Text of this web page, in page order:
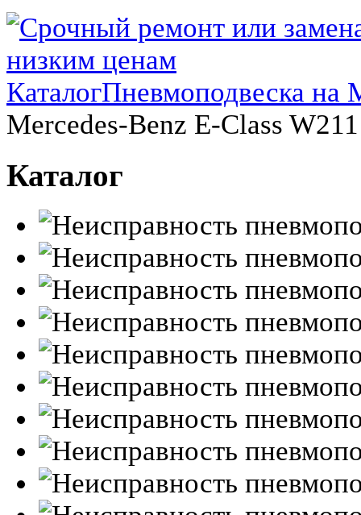
КаталогПневмоподвеска на
Mercedes-Benz E-Class
Каталог